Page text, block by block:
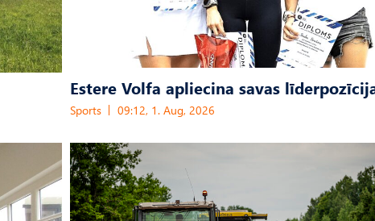
Estere Volfa apliecina savas
Sports 09:12, 1. Aug, 2026